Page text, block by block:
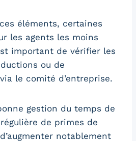
éléments, certaines
les agents les moins
important de vérifier les
ou de
le comité d’entreprise.
gestion du temps de
de primes de
notablement